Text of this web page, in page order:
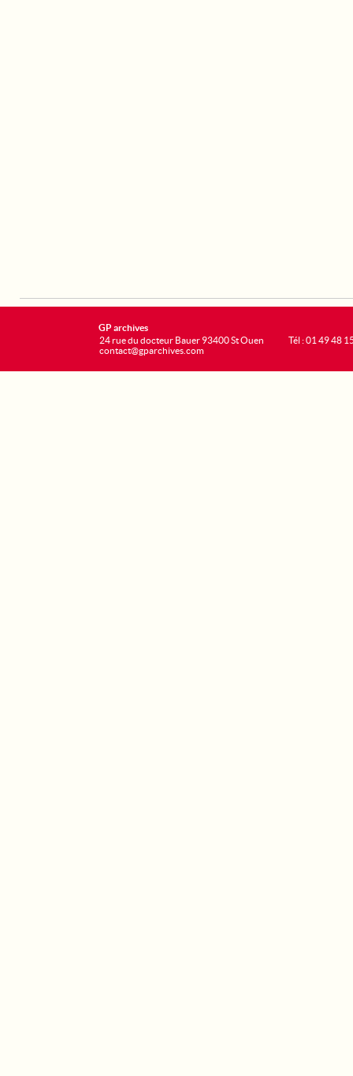
GP archives
24 rue du docteur Bauer 93400 St Ouen
contact@gparchives.com
Tél : 01 49 48